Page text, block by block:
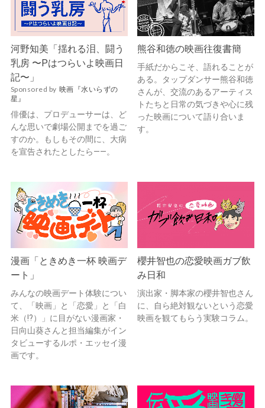
河野知美「揺れる泪、闘う
乳房 〜Pはつらいよ映画日
記〜」
Sponsored by 映画『水いらずの
星』
俳優は、プロデューサーは、ど
んな思いで劇場公開までを過ご
すのか。もしもその間に、大病
を宣告されたとしたら——。
熊谷和徳の映画往復書簡
手紙だからこそ、語れることが
ある。タップダンサー熊谷和徳
さんが、交流のあるアーティス
トたちと日常の気づきや心に残
った映画について語り合いま
す。
漫画「ときめき一杯 映画デ
ート」
みんなの映画デート体験につい
て、「映画」と「恋愛」と「白
米（!?）」に目がない漫画家・
日向山葵さんと担当編集がイン
タビューするルポ・エッセイ漫
画です。
櫻井智也の恋愛映画ガブ飲
み日和
演出家・脚本家の櫻井智也さん
に、自ら絶対観ないという恋愛
映画を観てもらう実験コラム。